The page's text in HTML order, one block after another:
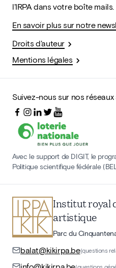
l'IRPA dans votre boîte mails.
En savoir plus sur notre
Droits d'auteur
Mentions légales
Suivez-nous sur nos réseaux
Avec le support de DIGIT, le
Politique scientifique fédérale
Institut royal
artistique
Parc du
balat@kikirpa.be(questions
(questions